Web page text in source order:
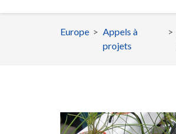
Fil
Europe
Appels à
projets